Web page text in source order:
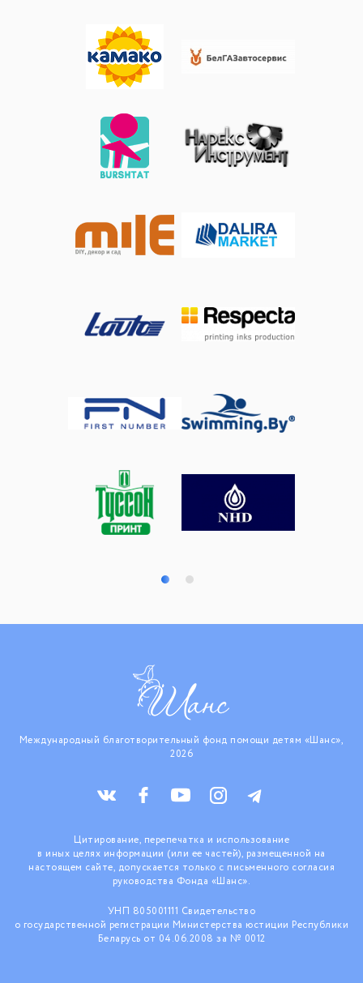
Международный благотворительный фонд помощи детям «Шанс»,
2026
Цитирование, перепечатка и использование
в иных целях информации (или ее частей), размещенной на
настоящем сайте, допускается только с письменного согласия
руководства Фонда «Шанс».
УНП 805001111 Свидетельство
о государственной регистрации Министерства юстиции Республики
Беларусь от 04.06.2008 за № 0012